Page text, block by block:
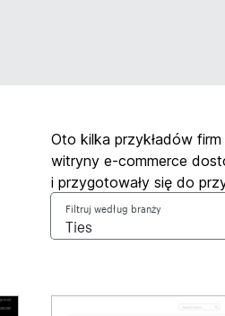
Oto kilka przykładów
witryny e-commerce
i przygotowały się do
Filtruj według branży